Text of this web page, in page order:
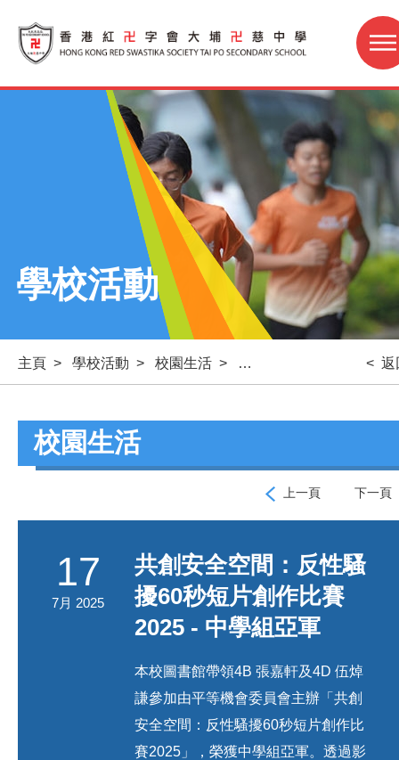
學校活動
主頁 > 學校活動 > 校園生活 > 共創安全空間：反性騷< 返
校園生活
上一頁 下一頁
17
7月 2025
共創安全空間：反性騷
擾60秒短片創作比賽
2025 - 中學組亞軍
本校圖書館帶領4B 張嘉軒及4D 伍焯
謙參加由平等機會委員會主辦「共創
安全空間：反性騷擾60秒短片創作比
賽2025」，榮獲中學組亞軍。透過影